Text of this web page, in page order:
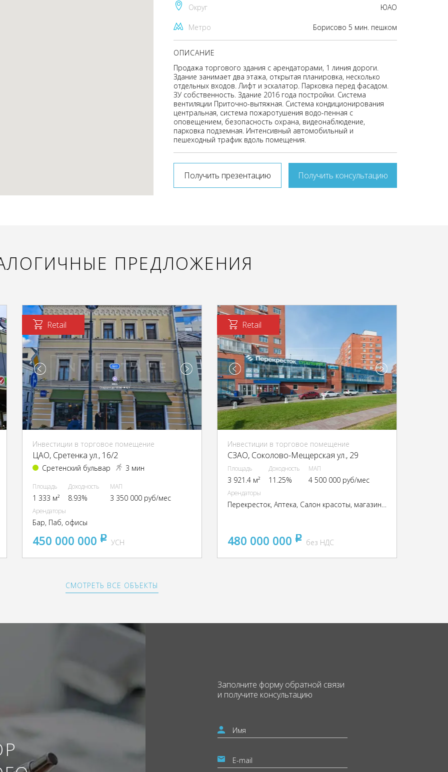
Округ ЮАО
Метро Борисово 5 мин. пешком
ОПИСАНИЕ
Продажа торгового здания с арендаторами, 1 линия дороги.
Здание занимает два этажа, открытая планировка, несколько
отдельных входов. Лифт и эскалатор. Парковка перед фасадом.
ЗУ собственность. Здание 2016 года постройки. Система
вентиляции Приточно-вытяжная. Система кондиционирования
центральная, система пожаротушения водо-пенная с
оповещением, безопасность охрана, видеонаблюдение,
парковка подземная. Интенсивный автомобильный и
пешеходный трафик вдоль помещения.
Получить презентацию Получить консультацию
ПРЕДЛОЖЕНИЯ
Retail
Инвестиции в торговое помещение
ЦАО, Сретенка ул., 16/2
Сретенский бульвар 3 мин
Площадь
1 333 м²
Доходность
8.93%
МАП
3 350 000 руб/мес
Арендаторы
Бар, Паб, офисы
450 000 000 pуб
УСН
Retail
Инвестиции в торговое помещение
CЗАО, Соколово-Мещерская ул., 29
Площадь
3 921.4 м²
Доходность
11.25%
МАП
4 500 000 руб/мес
Арендаторы
Перекресток, Аптека, Салон красоты, магазин детских товаров "Кораблик", зоомагазин "Динозаврик", магазин Планета гимнастики, магазин канцтоваров, аксессуары для мобильных телефонов, ателье
480 000 000 pуббез НДС
СМОТРЕТЬ ВСЕ ОБЪЕКТЫ
Заполните формуобратной связи
и получите консультацию